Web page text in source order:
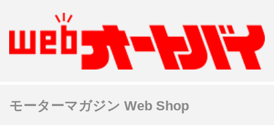
モーターマガジン Web Shop